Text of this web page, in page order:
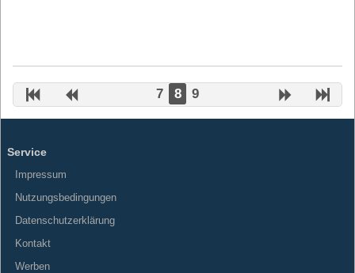
7 8 9
Service
Impressum
Nutzungsbedingungen
Datenschutzerklärung
Kontakt
Werben